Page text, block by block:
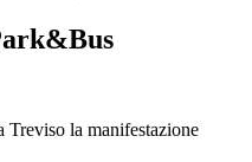
Treviso la manifestazione